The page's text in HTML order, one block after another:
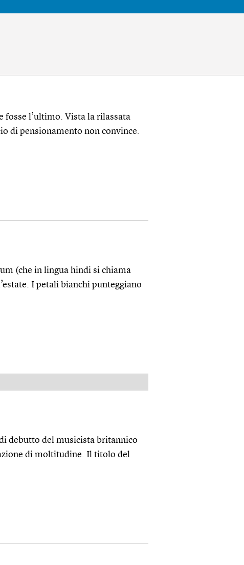
fosse l’ultimo. Vista la rilassata
di pensionamento non convince.
(che in lingua hindi si chiama
I petali bianchi punteggiano
debutto del musicista britannico
di moltitudine. Il titolo del